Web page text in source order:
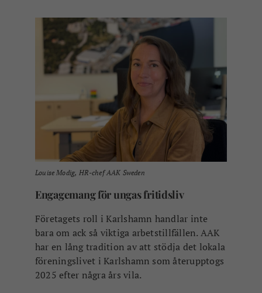
Louise Modig, HR-chef AAK Sweden
Engagemang för ungas fritidsliv
Företagets roll i Karlshamn handlar inte
bara om ack så viktiga arbetstillfällen. AAK
har en lång tradition av att stödja det lokala
föreningslivet i Karlshamn som återupptogs
2025 efter några års vila.